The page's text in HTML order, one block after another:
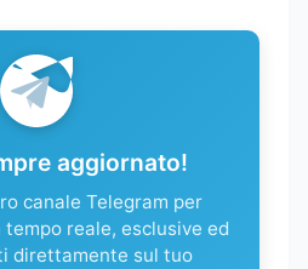
aggiornato!
canale Telegram per
reale, esclusive ed
direttamente sul tuo